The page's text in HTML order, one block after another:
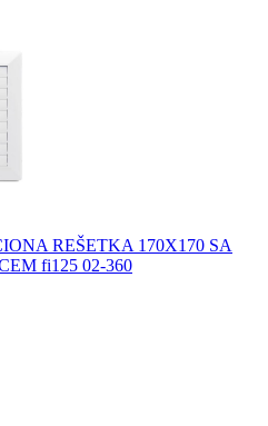
REŠETKA 170X170 SA
fi125 02-360